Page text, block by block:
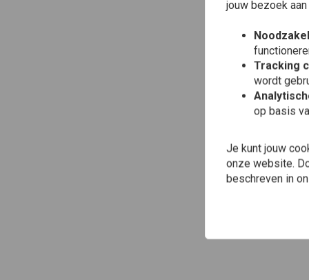
jouw bezoek
Tracking
wordt
op basis
Je kunt jouw
onze website.
beschreven in